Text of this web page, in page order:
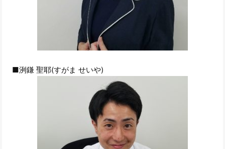
■洌鎌 聖耶(すがま せいや)